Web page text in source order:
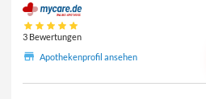
3 Bewertungen
Apothekenprofil ansehen